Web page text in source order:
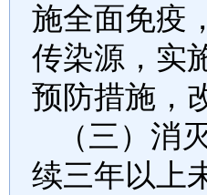
施全面免疫
传染源，实
预防措施，
（三）消
续三年以上